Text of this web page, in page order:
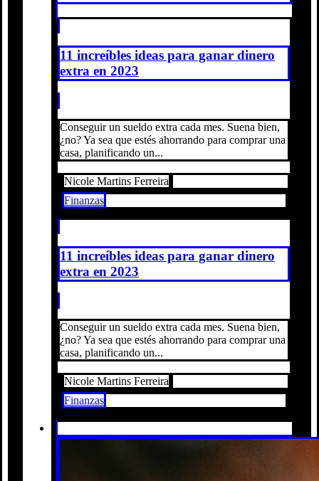
11 increíbles ideas para ganar dinero
extra en 2023
Conseguir un sueldo extra cada mes. Suena bien,
¿no? Ya sea que estés ahorrando para comprar una
casa, planificando un...
Nicole Martins Ferreira
Finanzas
11 increíbles ideas para ganar dinero
extra en 2023
Conseguir un sueldo extra cada mes. Suena bien,
¿no? Ya sea que estés ahorrando para comprar una
casa, planificando un...
Nicole Martins Ferreira
Finanzas